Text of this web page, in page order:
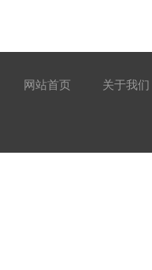
网站首页 关于我们